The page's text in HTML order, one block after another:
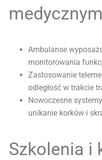
medycznym
Ambulanse
monitorowania
Zastosowanie
odległość w trakcie
Nowoczesne
unikanie korków i
Szkolenia i